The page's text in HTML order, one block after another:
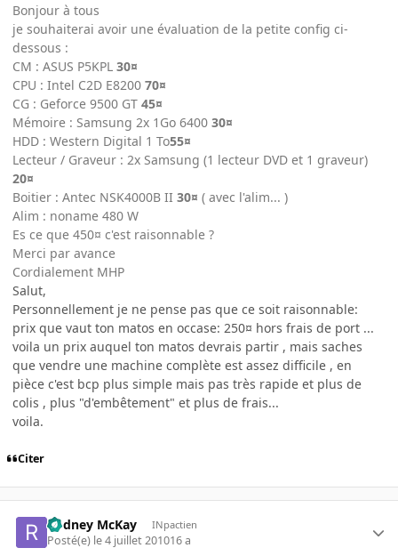
Bonjour à tous
je souhaiterai avoir une évaluation de la petite config ci-
dessous :
CM : ASUS P5KPL 30¤
CPU : Intel C2D E8200 70¤
CG : Geforce 9500 GT 45¤
Mémoire : Samsung 2x 1Go 6400 30¤
HDD : Western Digital 1 To55¤
Lecteur / Graveur : 2x Samsung (1 lecteur DVD et 1 graveur)
20¤
Boitier : Antec NSK4000B II 30¤ ( avec l'alim... )
Alim : noname 480 W
Es ce que 450¤ c'est raisonnable ?
Merci par avance
Cordialement MHP
Salut,
Personnellement je ne pense pas que ce soit raisonnable:
prix que vaut ton matos en occase: 250¤ hors frais de port ...
voila un prix auquel ton matos devrais partir , mais saches
que vendre une machine complète est assez difficile , en
pièce c'est bcp plus simple mais pas très rapide et plus de
colis , plus "d'embêtement" et plus de frais...
voila.
Citer
Rodney McKay INpactien
Posté(e) le 4 juillet 201016 a